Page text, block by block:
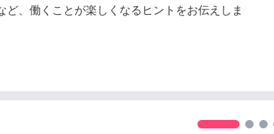
ど、働くことが楽しくなるヒントをお伝えしま